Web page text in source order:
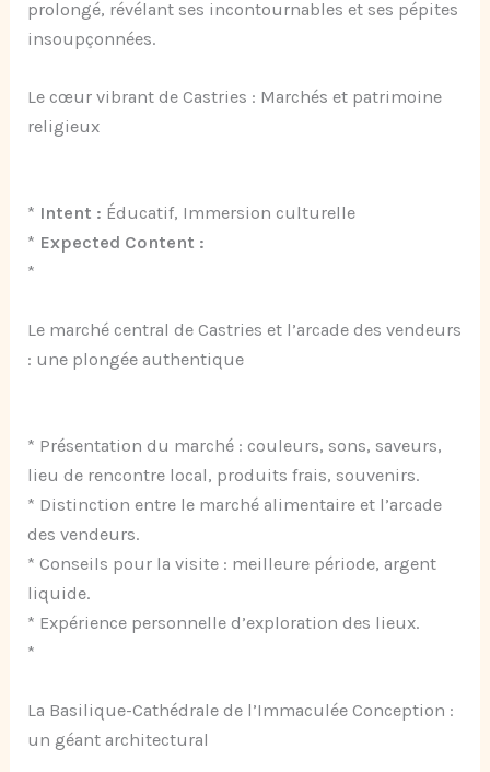
prolongé, révélant ses incontournables et ses pépites
insoupçonnées.
Le cœur vibrant de Castries : Marchés et patrimoine
religieux
* Intent : Éducatif, Immersion culturelle
* Expected Content :
*
Le marché central de Castries et l’arcade des vendeurs
: une plongée authentique
* Présentation du marché : couleurs, sons, saveurs,
lieu de rencontre local, produits frais, souvenirs.
* Distinction entre le marché alimentaire et l’arcade
des vendeurs.
* Conseils pour la visite : meilleure période, argent
liquide.
* Expérience personnelle d’exploration des lieux.
*
La Basilique-Cathédrale de l’Immaculée Conception :
un géant architectural